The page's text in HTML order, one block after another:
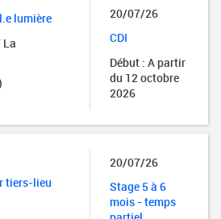
lumière
La
20/07/26
CDI
Début : A partir
du 12 octobre
2026
tiers-lieu
20/07/26
Stage 5 à 6
mois - temps